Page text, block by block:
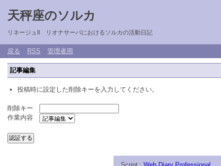
天秤座のソルカ
リネージュII リオナサーバにおけるソルカの活動日記
戻る RSS 管理者用
記事編集
投稿時に設定した削除キーを入力してください。
削除キー
作業内容